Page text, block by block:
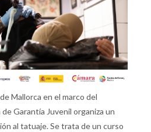
Mallorca en el marco del
Garantía Juvenil organiza un
al tatuaje. Se trata de un curso